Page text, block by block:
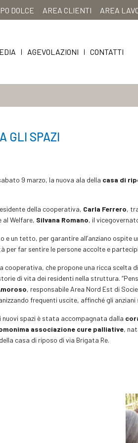
DOLCE AREA CLIENTI AREA
| AGEVOLAZIONI | CONTATTI
GLI SPAZI
9 marzo, la nuova ala della casa di
della cooperativa, Carla Ferrero,
al Welfare, Silvana Romano, il
e un tetto, per garantire all’anziano ospite
per far sentire le persone accolte e
cooperativa, che propone una ricca scelta
di vita dei residenti nella struttura.
, responsabile Area Nord Est di
frequenti uscite, affinché gli
nuovi spazi è stata accompagnata dalla
associazione cure palliative,
casa di riposo di via Brigata Re.